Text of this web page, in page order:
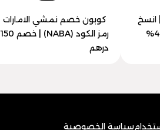
اكواد خصم نمشي 2026 | انسخ
الرمز (NABA) | وفر حتى 40%
كوبون خصم نمشي الامارات |
رمز الكود (NABA) | خصم 150
درهم
سياسة الخصوصية